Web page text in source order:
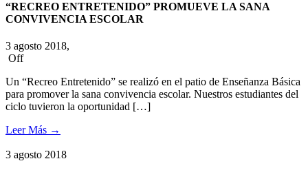
“RECREO ENTRETENIDO” PROMUEVE LA SANA
CONVIVENCIA ESCOLAR
3 agosto 2018,
Off
Un “Recreo Entretenido” se realizó en el patio de Enseñanza Básica
para promover la sana convivencia escolar. Nuestros estudiantes del
ciclo tuvieron la oportunidad […]
Leer Más →
3 agosto 2018